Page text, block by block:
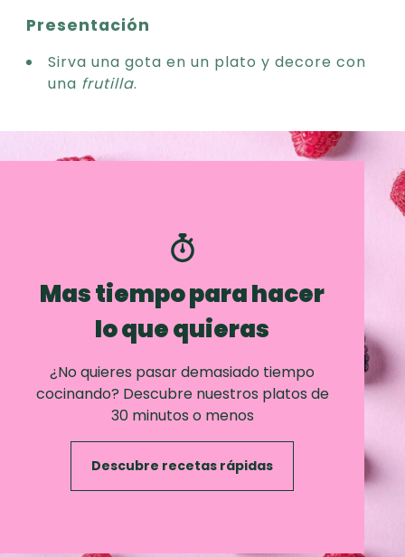
Presentación
Sirva una gota en un plato y decore con
una frutilla.
Mas tiempo para hacer
lo que quieras
¿No quieres pasar demasiado tiempo
cocinando? Descubre nuestros platos de
30 minutos o menos
Descubre recetas rápidas